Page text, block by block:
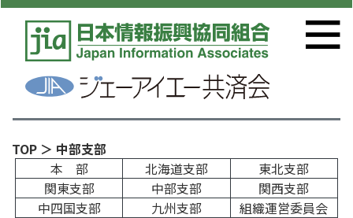
TOP ＞ 中部支部
本 部
北海道支部
東北支部
関東支部
中部支部
関西支部
中四国支部
九州支部 組織運営委員会